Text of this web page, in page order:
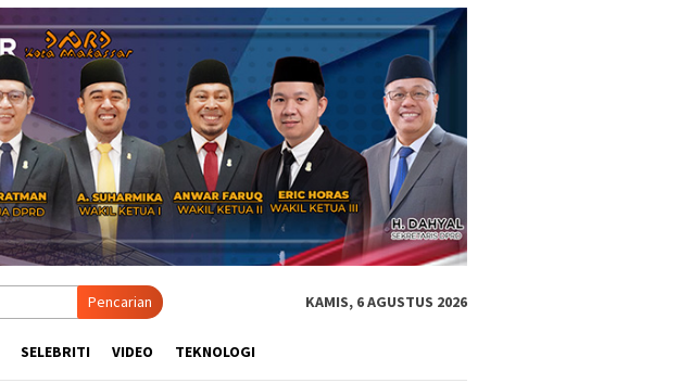
Pencarian KAMIS, 6 AGUSTUS 2026
SELEBRITI VIDEO TEKNOLOGI